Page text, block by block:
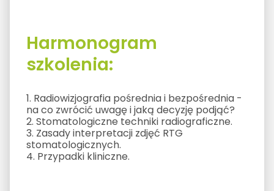
Harmonogram
szkolenia:
1. Radiowizjografia pośrednia i bezpośrednia -
na co zwrócić uwagę i jaką decyzję podjąć?
2. Stomatologiczne techniki radiograficzne.
3. Zasady interpretacji zdjęć RTG
stomatologicznych.
4. Przypadki kliniczne.